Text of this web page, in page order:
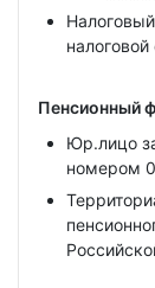
Пенсионный
Юр.лицо
номером